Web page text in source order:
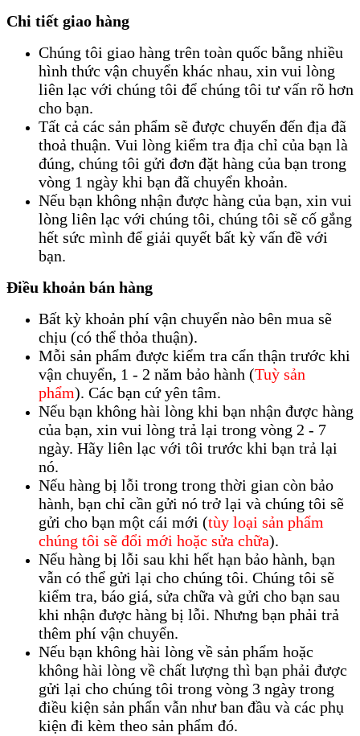
Chi tiết giao hàng
Chúng tôi giao hàng trên toàn quốc bằng nhiều
hình thức vận chuyển khác nhau, xin vui lòng
liên lạc với chúng tôi để chúng tôi tư vấn rõ hơn
cho bạn.
Tất cả các sản phẩm sẽ được chuyển đến địa đã
thoả thuận. Vui lòng kiểm tra địa chỉ của bạn là
đúng, chúng tôi gửi đơn đặt hàng của bạn trong
vòng 1 ngày khi bạn đã chuyển khoản.
Nếu bạn không nhận được hàng của bạn, xin vui
lòng liên lạc với chúng tôi, chúng tôi sẽ cố gắng
hết sức mình để giải quyết bất kỳ vấn đề với
bạn.
Điều khoản bán hàng
Bất kỳ khoản phí vận chuyển nào bên mua sẽ
chịu (có thể thỏa thuận).
Mỗi sản phẩm được kiểm tra cẩn thận trước khi
vận chuyển, 1 - 2 năm bảo hành (Tuỳ sản
phẩm). Các bạn cứ yên tâm.
Nếu bạn không hài lòng khi bạn nhận được hàng
của bạn, xin vui lòng trả lại trong vòng 2 - 7
ngày. Hãy liên lạc với tôi trước khi bạn trả lại
nó.
Nếu hàng bị lỗi trong trong thời gian còn bảo
hành, bạn chỉ cần gửi nó trở lại và chúng tôi sẽ
gửi cho bạn một cái mới (tùy loại sản phẩm
chúng tôi sẽ đổi mới hoặc sửa chữa).
Nếu hàng bị lỗi sau khi hết hạn bảo hành, bạn
vẫn có thể gửi lại cho chúng tôi. Chúng tôi sẽ
kiểm tra, báo giá, sửa chữa và gửi cho bạn sau
khi nhận được hàng bị lỗi. Nhưng bạn phải trả
thêm phí vận chuyển.
Nếu bạn không hài lòng về sản phẩm hoặc
không hài lòng về chất lượng thì bạn phải được
gửi lại cho chúng tôi trong vòng 3 ngày trong
điều kiện sản phẩn vẫn như ban đầu và các phụ
kiện đi kèm theo sản phẩm đó.